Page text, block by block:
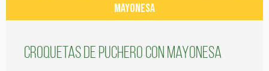
MAYONESA
Croquetas de puchero con Mayonesa